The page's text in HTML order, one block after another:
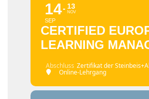
14
SEP
13
NOV
CERTIFIED
LEARNING
Abschluss Zertifikat der
Online-Lehrgang